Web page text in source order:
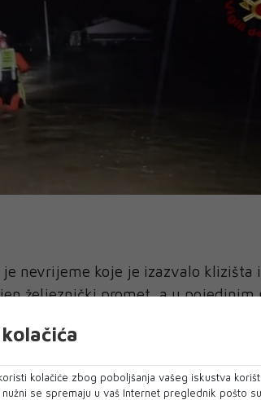
nevrijeme koje je izazvalo klizišta
željeznički promet, a u pojedinim
regije Ligurija, Emilija-
su poplave u nekim naseljima,
kolačiće zbog poboljšanja vašeg iskustva
se spremaju u vaš Internet preglednik pošto